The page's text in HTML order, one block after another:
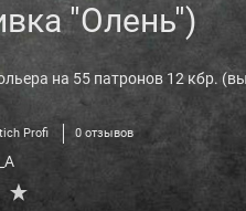
"Олень")
на 55 патронов 12 кбр.
Profi 0 отзывов